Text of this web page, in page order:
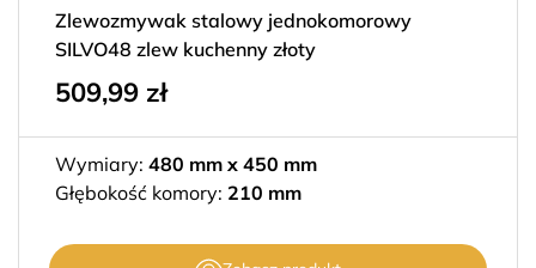
Zlewozmywak stalowy jednokomorowy
SILVO48 zlew kuchenny złoty
509,99 zł
Wymiary: 480 mm x 450 mm
Głębokość komory: 210 mm